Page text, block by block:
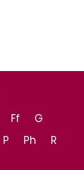
Ff
G
P Ph
R